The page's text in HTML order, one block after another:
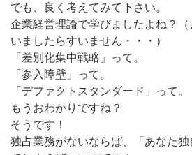
でも、良く考えてみて下さい。
企業経営理論で学びましたよね？
いましたらすいません・・・）
「差別化集中戦略」って。
「参入障壁」って。
「デファクトスタンダード」って。
もうおわかりですね？
そうです！
独占業務がないならば、「あなた